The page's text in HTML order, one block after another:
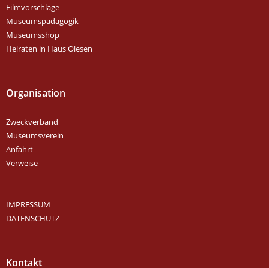
Filmvorschläge
Museumspädagogik
Museumsshop
Heiraten in Haus Olesen
Organisation
Zweckverband
Museumsverein
Anfahrt
Verweise
IMPRESSUM
DATENSCHUTZ
Kontakt